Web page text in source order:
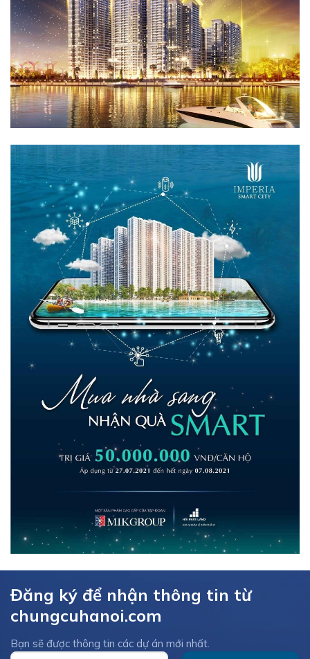
Đăng ký để nhận thông tin từ
chungcuhanoi.com
Bạn sẽ được thông tin các dự án mới nhất.